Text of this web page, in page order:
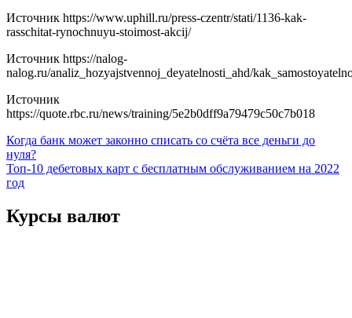
Источник https://www.uphill.ru/press-czentr/stati/1136-kak-
rasschitat-rynochnuyu-stoimost-akcij/
Источник https://nalog-
nalog.ru/analiz_hozyajstvennoj_deyatelnosti_ahd/
Источник
https://quote.rbc.ru/news/training/5e2b0dff9a79479c50c7b018
Навигация
по
записям
Когда банк может законно списать со счёта все деньги до
нуля?
Топ-10 дебетовых карт с бесплатным обслуживанием на 2022
год
Курсы валют